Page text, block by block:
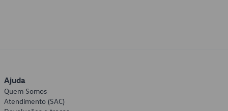
Ajuda
Quem Somos
Atendimento (SAC)